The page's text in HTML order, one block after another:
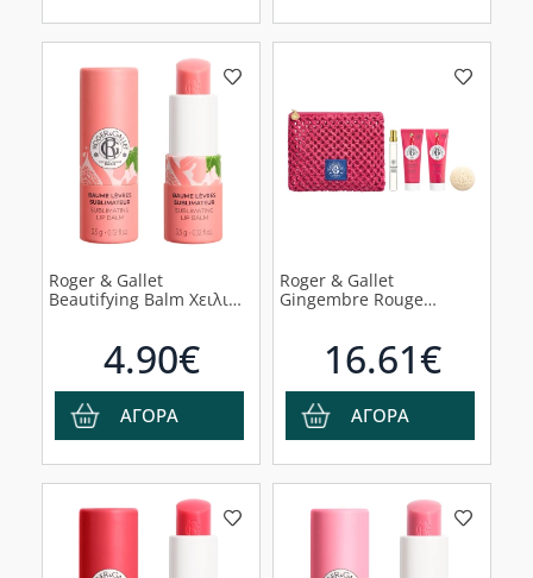
Roger & Gallet
Beautifying Balm Χειλιών
4.90€
ΑΓΟΡΑ
Roger & Gallet
Gingembre Rouge
Λοσιόν Σώματος 50g &
Σαπούνι 50g, 1σετ
16.61€
ΑΓΟΡΑ